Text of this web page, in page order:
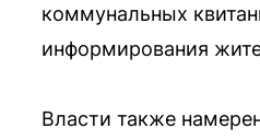
коммунальных
информирования
Власти также